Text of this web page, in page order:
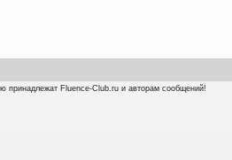
принадлежат Fluence-Club.ru и авторам сообщений!
Club.ru;